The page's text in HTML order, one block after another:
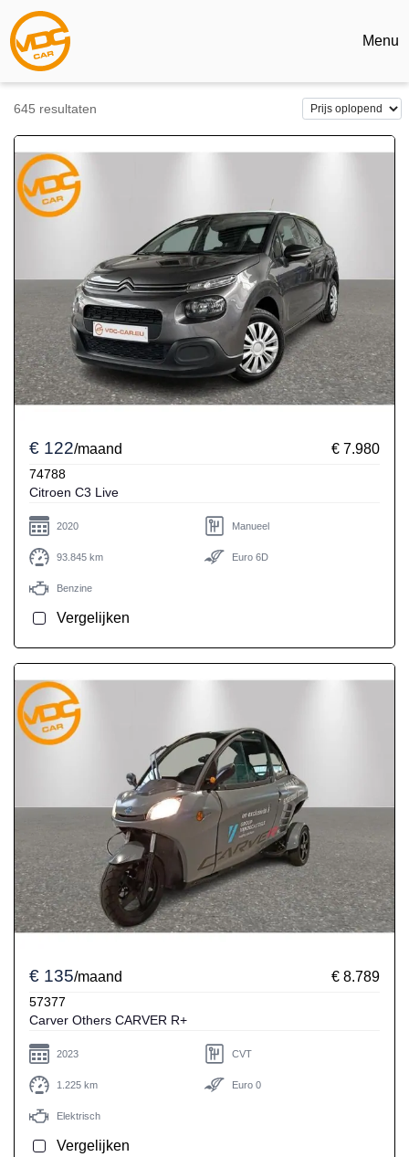
Menu
645 resultaten
€ 122/maand € 7.980
74788
Citroen C3 Live
2020 Manueel
93.845 km Euro 6D
Benzine
Vergelijken
€ 135/maand € 8.789
57377
Carver Others CARVER R+
2023 CVT
1.225 km Euro 0
Elektrisch
Vergelijken